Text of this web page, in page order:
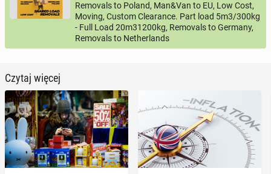
Removals to Poland, Man&Van to EU, Low Cost,
Moving, Custom Clearance. Part load 5m3/300kg
- Full Load 20m31200kg, Removals to Germany,
Removals to Netherlands
Czytaj więcej